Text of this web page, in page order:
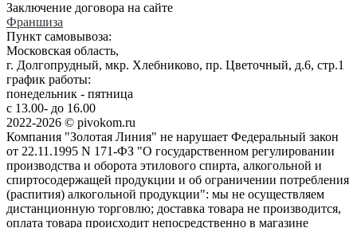
Заключение договора на сайте
Франшиза
Пункт самовывоза:
Московская область,
г. Долгопрудный, мкр. Хлебниково, пр. Цветочный, д.6, стр.1
график работы:
понедельник - пятница
с 13.00- до 16.00
2022-2026 © pivokom.ru
Компания "Золотая Линия" не нарушает Федеральный закон
от 22.11.1995 N 171-ФЗ "О государственном регулировании
производства и оборота этилового спирта, алкогольной и
спиртосодержащей продукции и об ограничении потребления
(распития) алкогольной продукции": мы не осуществляем
дистанционную торговлю; доставка товара не производится,
оплата товара происходит непосредственно в магазине